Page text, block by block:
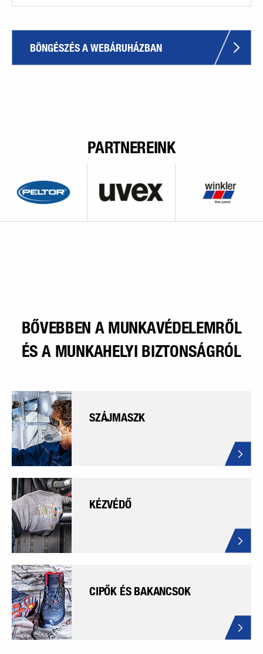
BÖNGÉSZÉS A WEBÁRUHÁZBAN
PARTNEREINK
BŐVEBBEN A MUNKAVÉDELEMRŐL
ÉS A MUNKAHELYI BIZTONSÁGRÓL
SZÁJMASZK
KÉZVÉDŐ
CIPŐK ÉS BAKANCSOK